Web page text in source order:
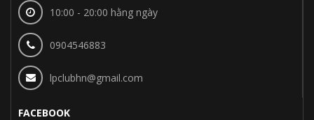
10:00 - 20:00 hằng ngày
0904546883
lpclubhn@gmail.com
FACEBOOK